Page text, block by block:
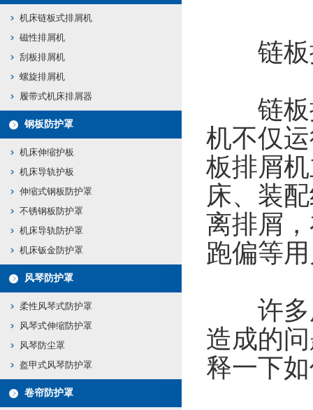
机床链板式排屑机
磁性排屑机
刮板排屑机
螺旋排屑机
履带式机床排屑器
钢板防护罩
机床伸缩护板
机床导轨护板
伸缩式钢板防护罩
不锈钢板防护罩
机床导轨防护罩
机床钣金防护罩
风琴防护罩
柔性风琴式防护罩
风琴式伸缩防护罩
风琴防尘罩
盔甲式风琴防护罩
卷帘防护罩
链板
链板排
机不仅
板排屑
床、装
离排屑
跑偏等
许多用
造成的
释一下